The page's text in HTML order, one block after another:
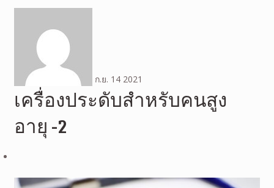
ก.ย. 14 2021
เครื่องประดับสำหรับคนสูง
อายุ -2